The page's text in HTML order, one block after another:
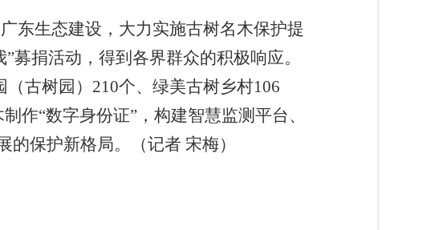
生态建设，大力实施古树名木保护提
募捐活动，得到各界群众的积极响应。
古树园）210个、绿美古树乡村106
作“数字身份证”，构建智慧监测平台、
保护新格局。
（记者 宋梅）